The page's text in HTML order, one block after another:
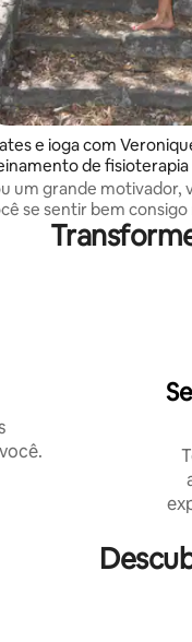
e ioga com
de fisioterapia
um grande motivador,
se sentir bem consigo
em sua